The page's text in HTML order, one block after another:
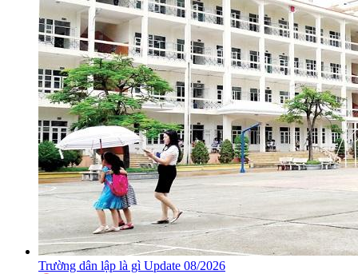
Trường dân lập là gì Update 08/2026